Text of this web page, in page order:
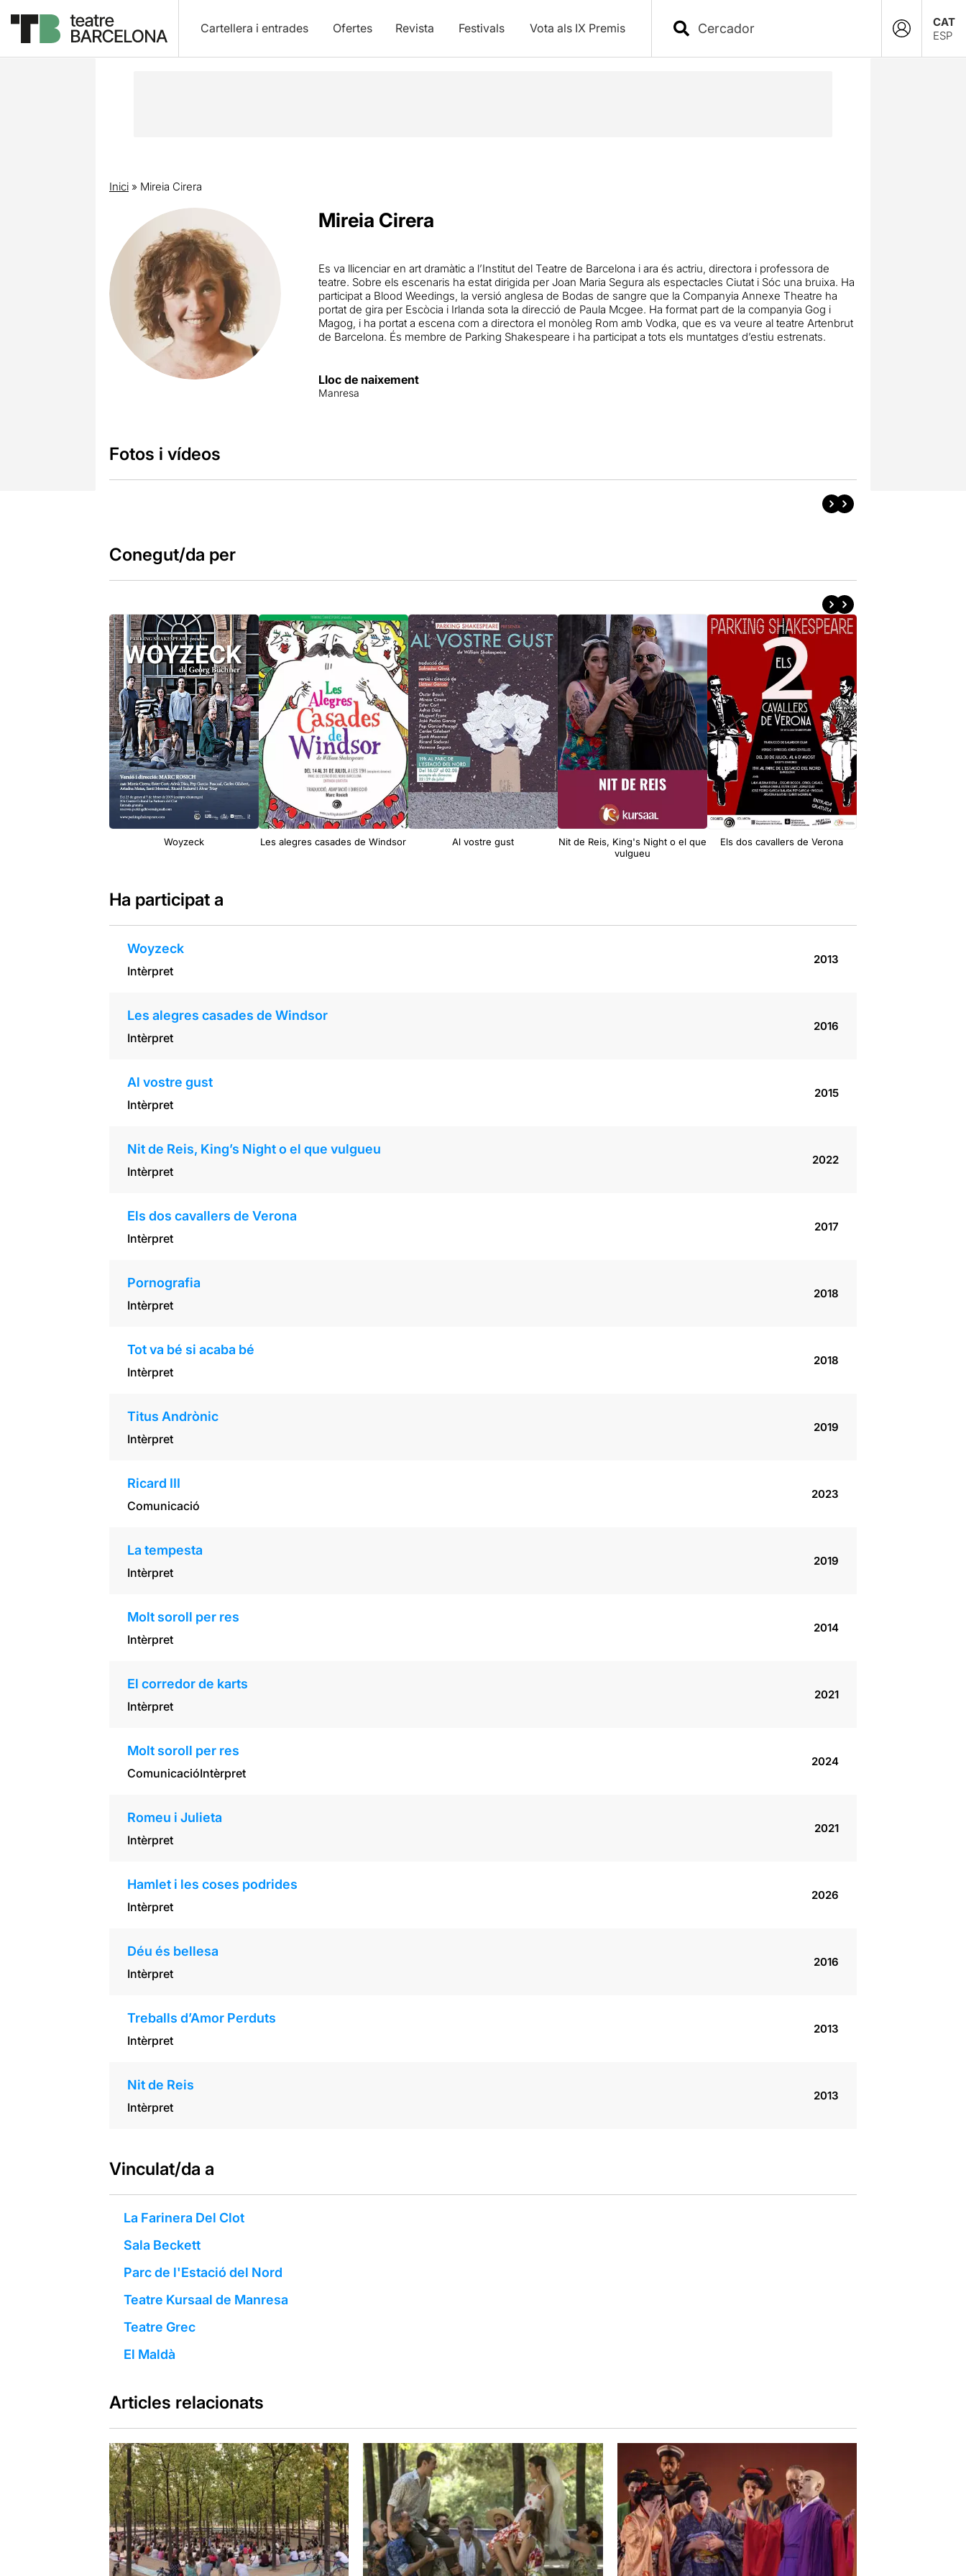
Cartellera i entrades Ofertes Revista Festivals Vota als IX Premis
CAT
ESP
Inici» Mireia Cirera
Mireia Cirera
Es va llicenciar en art dramàtic a l’Institut del Teatre de Barcelona i ara és actriu, directora i professora de
teatre. Sobre els escenaris ha estat dirigida per Joan Maria Segura als espectacles Ciutat i Sóc una bruixa. Ha
participat a Blood Weedings, la versió anglesa de Bodas de sangre que la Companyia Annexe Theatre ha
portat de gira per Escòcia i Irlanda sota la direcció de Paula Mcgee. Ha format part de la companyia Gog i
Magog, i ha portat a escena com a directora el monòleg Rom amb Vodka, que es va veure al teatre Artenbrut
de Barcelona. És membre de Parking Shakespeare i ha participat a tots els muntatges d’estiu estrenats.
Lloc de naixement
Manresa
Fotos i vídeos
Conegut/da per
Woyzeck Les alegres casades de Windsor Al vostre gust
Nit de Reis, King's Night o el que
vulgueu
Els dos cavallers de Verona
Ha participat a
Woyzeck
Intèrpret
2013
Les alegres casades de Windsor
Intèrpret
2016
Al vostre gust
Intèrpret
2015
Nit de Reis, King’s Night o el que vulgueu
Intèrpret
2022
Els dos cavallers de Verona
Intèrpret
2017
Pornografia
Intèrpret
2018
Tot va bé si acaba bé
Intèrpret
2018
Titus Andrònic
Intèrpret
2019
Ricard III
Comunicació
2023
La tempesta
Intèrpret
2019
Molt soroll per res
Intèrpret
2014
El corredor de karts
Intèrpret
2021
Molt soroll per res
ComunicacióIntèrpret
2024
Romeu i Julieta
Intèrpret
2021
Hamlet i les coses podrides
Intèrpret
2026
Déu és bellesa
Intèrpret
2016
Treballs d’Amor Perduts
Intèrpret
2013
Nit de Reis
Intèrpret
2013
Vinculat/da a
La Farinera Del Clot
Sala Beckett
Parc de l'Estació del Nord
Teatre Kursaal de Manresa
Teatre Grec
El Maldà
Articles relacionats